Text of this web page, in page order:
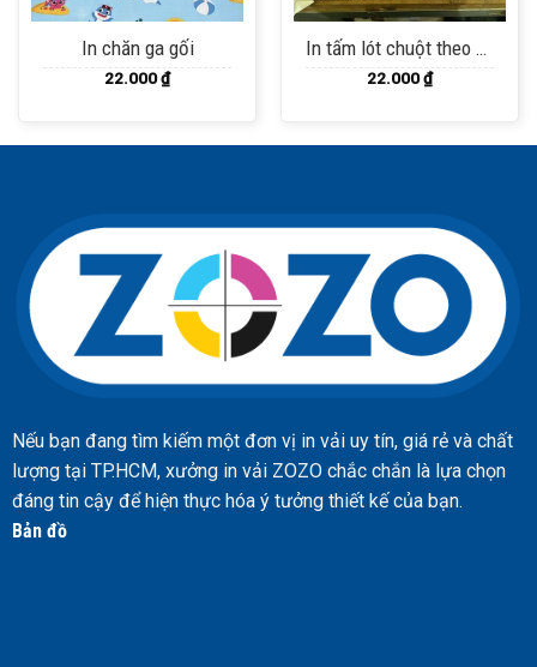
In chăn ga gối
22.000₫
In tấm lót chuột theo yêu cầu
22.000₫
Nếu bạn đang tìm kiếm một đơn vị in vải uy tín, giá rẻ và chất
lượng tại TP.HCM, xưởng in vải ZOZO chắc chắn là lựa chọn
đáng tin cậy để hiện thực hóa ý tưởng thiết kế của bạn.
Bản đồ